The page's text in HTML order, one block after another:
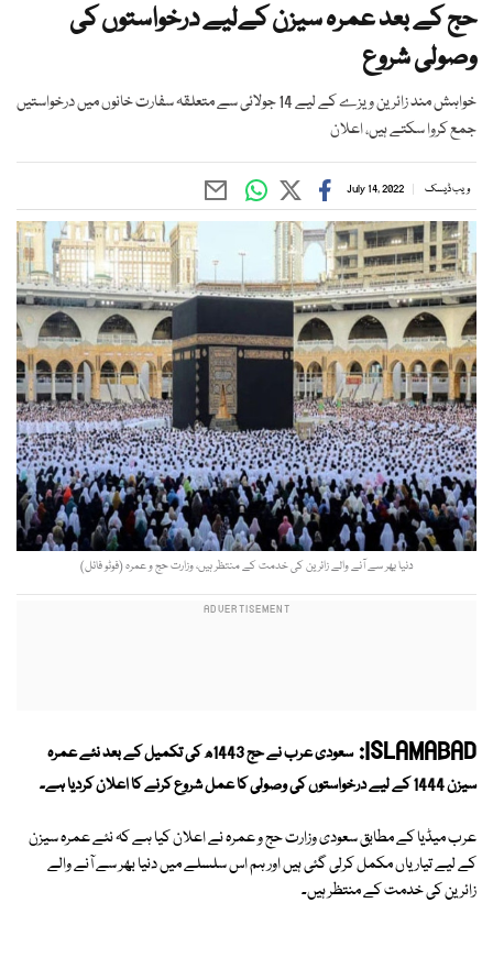
حج کے بعد عمرہ سیزن کےلیے درخواستوں کی
وصولی شروع
خواہش مند زائرین ویزے کے لیے 14 جولائی سے متعلقہ سفارت خانوں میں درخواستیں
جمع کروا سکتے ہیں، اعلان
ویب ڈیسک July 14, 2022
دنیا بھر سے آنے والے زائرین کی خدمت کے منتظر ہیں، وزارت حج و عمرہ (فوٹو فائل)
ISLAMABAD:
سعودی عرب نے حج 1443ھ کی تکمیل کے بعد نئے عمرہ
سیزن 1444 کے لیے درخواستوں کی وصولی کا عمل شروع کرنے کا اعلان کردیا ہے۔
عرب میڈیا کے مطابق سعودی وزارت حج و عمرہ نے اعلان کیا ہے کہ نئے عمرہ سیزن
کے لیے تیاریاں مکمل کرلی گئی ہیں اور ہم اس سلسلے میں دنیا بھر سے آنے والے
زائرین کی خدمت کے منتظر ہیں۔